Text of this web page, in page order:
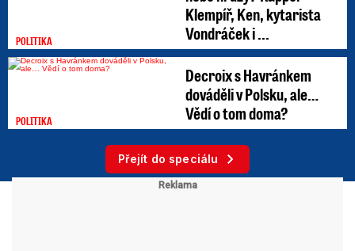
POLITIKA
Klempíř, Ken, kytarista
Vondráček i ...
POLITIKA
Decroix s Havránkem
dováděli v Polsku, ale…
Vědí o tom doma?
Přejít do speciálu